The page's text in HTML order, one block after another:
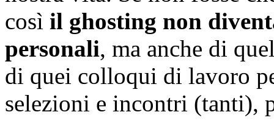
così il ghosting non
personali, ma anche di
di quei colloqui di lavoro
selezioni e incontri (tanti),